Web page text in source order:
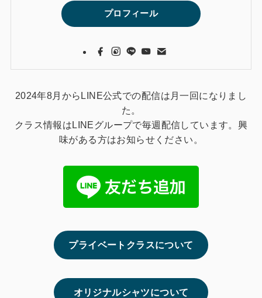
プロフィール
2024年8月からLINE公式での配信は月一回になりまし
た。
クラス情報はLINEグループで毎週配信しています。興
味がある方はお知らせください。
プライベートクラスについて
オリジナルシャツについて